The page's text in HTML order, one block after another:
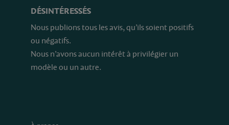
DÉSINTÉRESSÉS
Nous publions tous les avis, qu’ils soient positifs
ou négatifs.
Nous n’avons aucun intérêt à privilégier un
modèle ou un autre.